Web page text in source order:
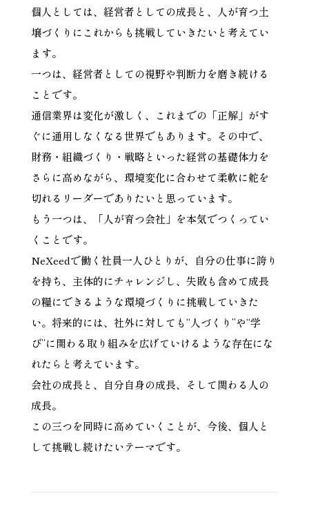
個人としては、経営者としての成長と、人が育つ土
壌づくりにこれからも挑戦していきたいと考えてい
ます。
一つは、経営者としての視野や判断力を磨き続ける
ことです。
通信業界は変化が激しく、これまでの「正解」がす
ぐに通用しなくなる世界でもあります。その中で、
財務・組織づくり・戦略といった経営の基礎体力を
さらに高めながら、環境変化に合わせて柔軟に舵を
切れるリーダーでありたいと思っています。
もう一つは、「人が育つ会社」を本気でつくってい
くことです。
NeXeedで働く社員一人ひとりが、自分の仕事に誇り
を持ち、主体的にチャレンジし、失敗も含めて成長
の糧にできるような環境づくりに挑戦していきた
い。将来的には、社外に対しても“人づくり”や“学
び”に関わる取り組みを広げていけるような存在にな
れたらと考えています。
会社の成長と、自分自身の成長、そして関わる人の
成長。
この三つを同時に高めていくことが、今後、個人と
して挑戦し続けたいテーマです。